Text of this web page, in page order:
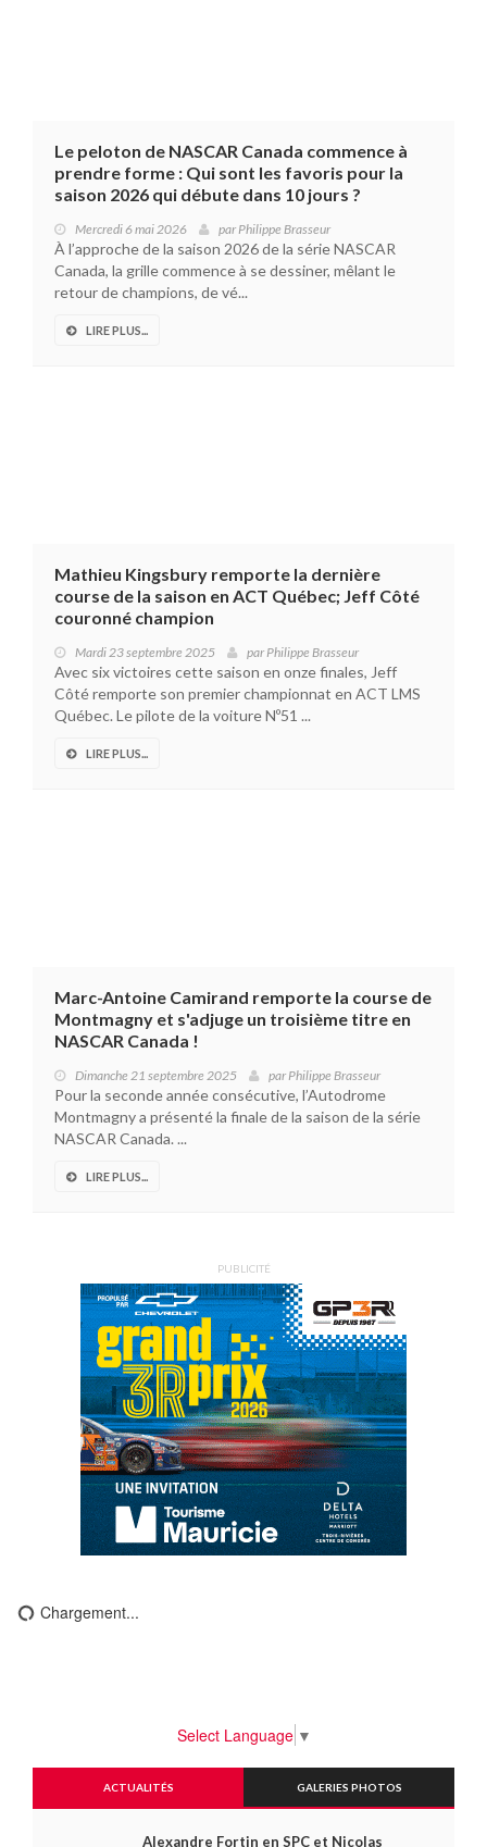
Le peloton de NASCAR Canada commence à
prendre forme : Qui sont les favoris pour la
saison 2026 qui débute dans 10 jours ?
Mercredi 6 mai 2026 parPhilippe Brasseur
À l’approche de la saison 2026 de la série NASCAR
Canada, la grille commence à se dessiner, mêlant le
retour de champions, de vé...
LIRE PLUS...
Mathieu Kingsbury remporte la dernière
course de la saison en ACT Québec; Jeff Côté
couronné champion
Mardi 23 septembre 2025 parPhilippe Brasseur
Avec six victoires cette saison en onze finales, Jeff
Côté remporte son premier championnat en ACT LMS
Québec. Le pilote de la voiture Nº51 ...
LIRE PLUS...
Marc-Antoine Camirand remporte la course de
Montmagny et s'adjuge un troisième titre en
NASCAR Canada !
Dimanche 21 septembre 2025 parPhilippe Brasseur
Pour la seconde année consécutive, l’Autodrome
Montmagny a présenté la finale de la saison de la série
NASCAR Canada. ...
LIRE PLUS...
PUBLICITÉ
Chargement...
Select Language ▼
ACTUALITÉS GALERIES PHOTOS
Alexandre Fortin en SPC et Nicolas